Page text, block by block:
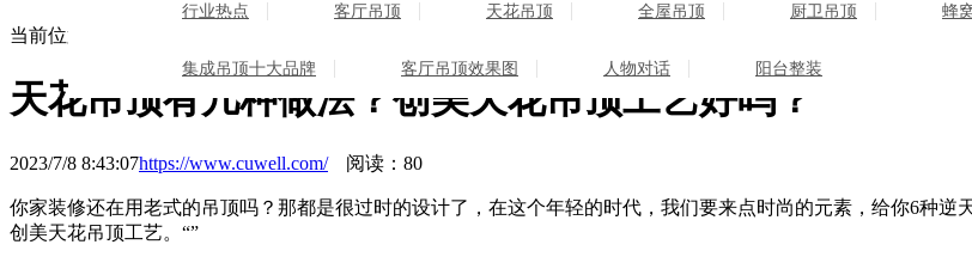
行业热点 客厅吊顶 天花吊顶 全屋吊顶 厨卫吊顶 蜂
集成吊顶十大品牌 客厅吊顶效果图 人物对话 阳台整装
当前位置：
天花吊顶有几种做法？创美天花吊顶工艺好吗？
2023/7/8 8:43:07https://www.cuwell.com/ 阅读：80
你家装修还在用老式的吊顶吗？那都是很过时的设计了，在这个年轻的时代，我们要来点时尚的元素，给你6种
创美天花吊顶工艺。 “”